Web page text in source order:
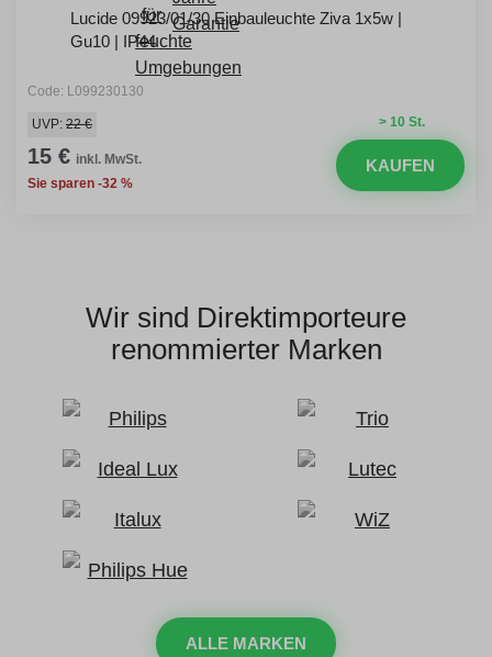
Lucide 09923/01/30 Einbauleuchte Ziva 1x5w |
Gu10 | IP44
Code: L099230130
> 10 St.
UVP: 22 €
15 € inkl. MwSt.
Sie sparen -32 %
KAUFEN
Wir sind Direktimporteure
renommierter Marken
ALLE MARKEN